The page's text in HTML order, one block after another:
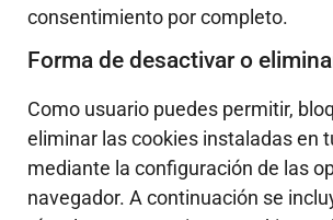
consentimiento por completo.
Forma de desactivar o
Como usuario puedes permitir,
eliminar las cookies instaladas en
mediante la configuración de las
navegador. A continuación se